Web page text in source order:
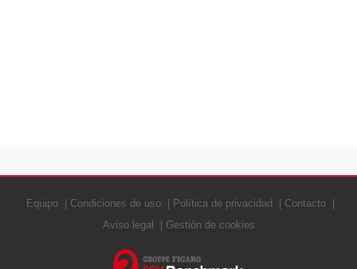
Equipo Condiciones de uso Política de privacidad
Contacto
Aviso legal
Gestión de cookies